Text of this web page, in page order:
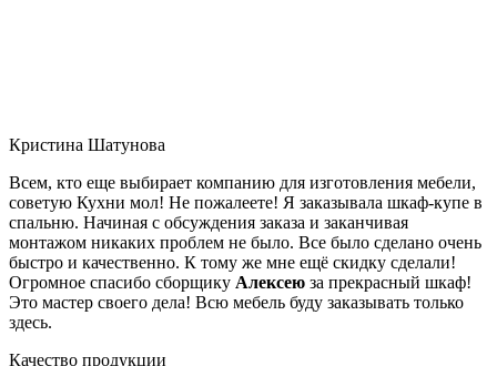
Кристина Шатунова
Всем, кто еще выбирает компанию для изготовления мебели,
советую Кухни мол! Не пожалеете! Я заказывала шкаф-купе в
спальню. Начиная с обсуждения заказа и заканчивая
монтажом никаких проблем не было. Все было сделано очень
быстро и качественно. К тому же мне ещё скидку сделали!
Огромное спасибо сборщику Алексею за прекрасный шкаф!
Это мастер своего дела! Всю мебель буду заказывать только
здесь.
Качество продукции